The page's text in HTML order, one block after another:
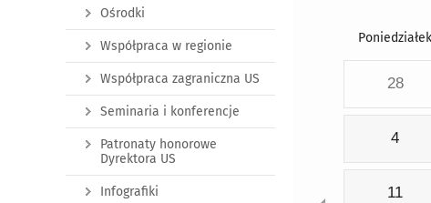
Poniedziałek
28
4
11
Ośrodki
Współpraca w regionie
Współpraca zagraniczna US
Seminaria i konferencje
Patronaty honorowe
Dyrektora US
Infografiki